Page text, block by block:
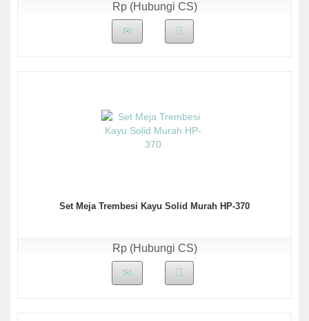
Rp (Hubungi CS)
Set Meja Trembesi Kayu Solid Murah HP-370
Rp (Hubungi CS)